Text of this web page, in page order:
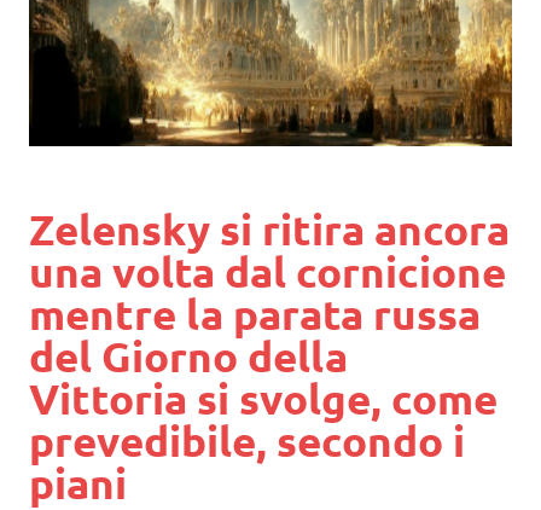
Zelensky si ritira ancora
una volta dal cornicione
mentre la parata russa
del Giorno della
Vittoria si svolge, come
prevedibile, secondo i
piani